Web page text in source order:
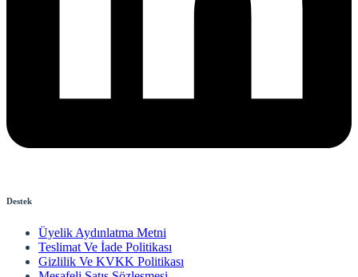
Destek
Üyelik Aydınlatma Metni
Teslimat Ve İade Politikası
Gizlilik Ve KVKK Politikası